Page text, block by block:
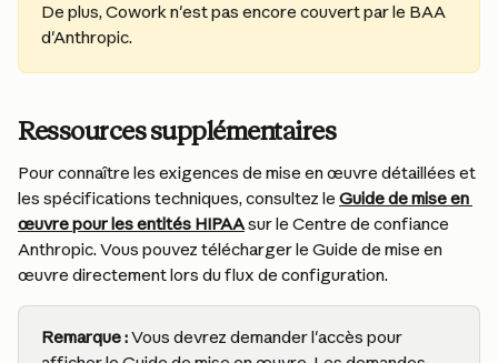
De plus, Cowork n'est pas encore couvert par le BAA
d'Anthropic.
Ressources supplémentaires
Pour connaître les exigences de mise en œuvre détaillées et
les spécifications techniques, consultez le Guide de mise en
œuvre pour les entités HIPAA sur le Centre de confiance
Anthropic. Vous pouvez télécharger le Guide de mise en
œuvre directement lors du flux de configuration.
Remarque : Vous devrez demander l'accès pour